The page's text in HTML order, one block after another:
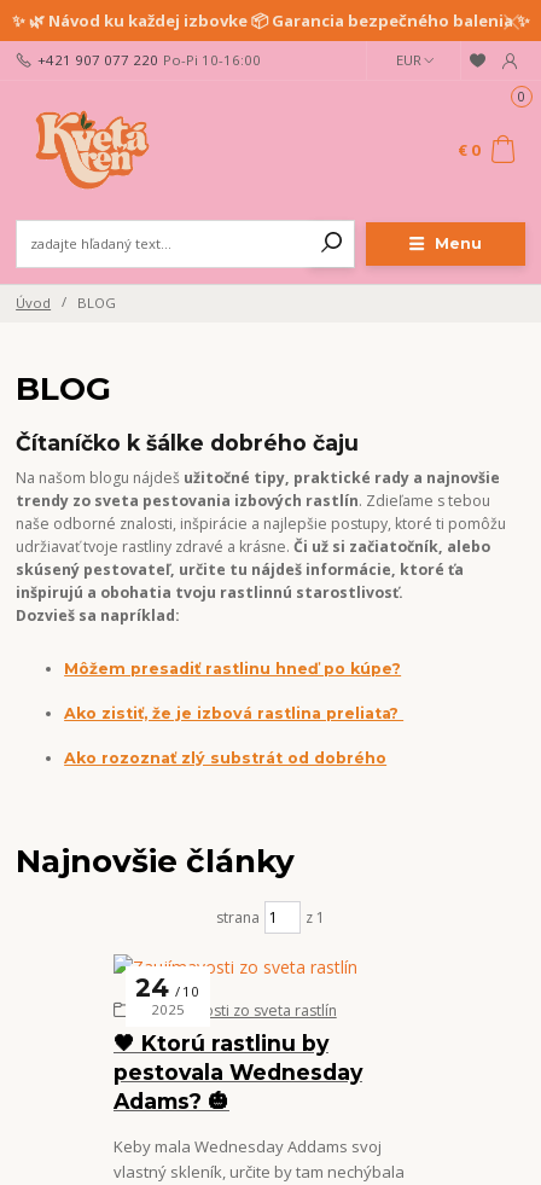
✨ 🌿 Návod ku každej izbovke 📦 Garancia bezpečného balenia ✨
Menu
EUR
+421 907 077 220 Po-Pi 10-16:00
0
€ 0
Úvod BLOG
BLOG
Čítaníčko k šálke dobrého čaju
Na našom blogu nájdeš užitočné tipy, praktické rady a najnovšie
trendy zo sveta pestovania izbových rastlín. Zdieľame s tebou
naše odborné znalosti, inšpirácie a najlepšie postupy, ktoré ti pomôžu
udržiavať tvoje rastliny zdravé a krásne.Či už si začiatočník, alebo
skúsený pestovateľ, určite tu nájdeš informácie, ktoré ťa
inšpirujú a obohatia tvoju rastlinnú starostlivosť.
Dozvieš sa napríklad:
Môžem presadiť rastlinu hneď po kúpe?
Ako zistiť, že je izbová rastlina preliata?
Ako rozoznať zlý substrát od dobrého
Najnovšie články
strana z 1
🖤 Ktorú rastlinu by
pestovala Wednesday
Adams? 🎃
24
10
2025
Zaujímavosti zo sveta rastlín
Keby mala Wednesday Addams svoj
vlastný skleník, určite by tam nechýbala